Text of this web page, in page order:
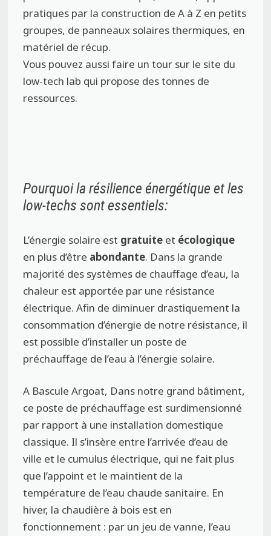
pratiques par la construction de A à Z en petits
groupes, de panneaux solaires thermiques, en
matériel de récup.
Vous pouvez aussi faire un tour sur le site du
low-tech lab qui propose des tonnes de
ressources.
Pourquoi la résilience énergétique et les
low-techs sont essentiels:
L’énergie solaire est gratuite et écologique
en plus d’être abondante. Dans la grande
majorité des systèmes de chauffage d’eau, la
chaleur est apportée par une résistance
électrique. Afin de diminuer drastiquement la
consommation d’énergie de notre résistance, il
est possible d’installer un poste de
préchauffage de l’eau à l’énergie solaire.
A Bascule Argoat, Dans notre grand bâtiment,
ce poste de préchauffage est surdimensionné
par rapport à une installation domestique
classique. Il s’insère entre l’arrivée d’eau de
ville et le cumulus électrique, qui ne fait plus
que l’appoint et le maintient de la
température de l’eau chaude sanitaire. En
hiver, la chaudière à bois est en
fonctionnement : par un jeu de vanne, l’eau